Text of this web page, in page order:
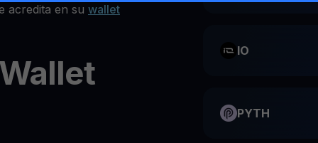
acredita en su wallet
IO
PYTH